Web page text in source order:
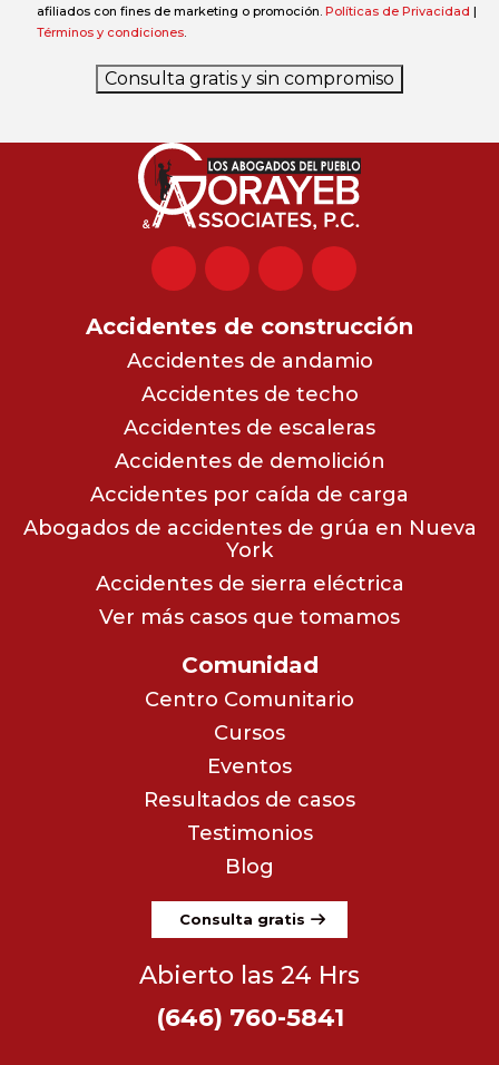
afiliados con fines de marketing o promoción. Políticas de Privacidad |
Términos y condiciones.
Consulta gratis y sin compromiso
Accidentes de construcción
Accidentes de andamio
Accidentes de techo
Accidentes de escaleras
Accidentes de demolición
Accidentes por caída de carga
Abogados de accidentes de grúa en Nueva
York
Accidentes de sierra eléctrica
Ver más casos que tomamos
Comunidad
Centro Comunitario
Cursos
Eventos
Resultados de casos
Testimonios
Blog
Consulta gratis
Abierto las 24 Hrs
(646) 760-5841